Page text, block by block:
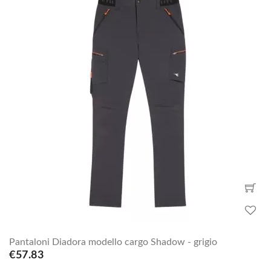
Pantaloni Diadora modello cargo Shadow - grigio
€57.83